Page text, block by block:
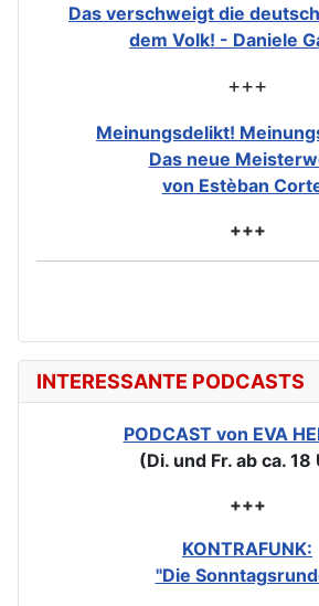
Das verschweigt die
dem Volk! - Daniele
+++
Meinungsdelikt!
Das neue
von Estèban
+++
INTERESSANTE PODCASTS
PODCAST von EVA
(Di. und Fr. ab ca. 18
+++
KONTRAFUNK:
"Die